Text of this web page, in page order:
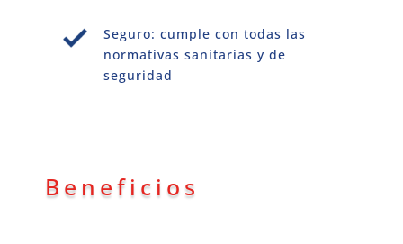
Seguro: cumple con todas las
normativas sanitarias y de
seguridad
Beneficios